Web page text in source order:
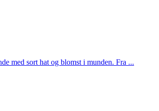
med sort hat og blomst i munden. Fra ...